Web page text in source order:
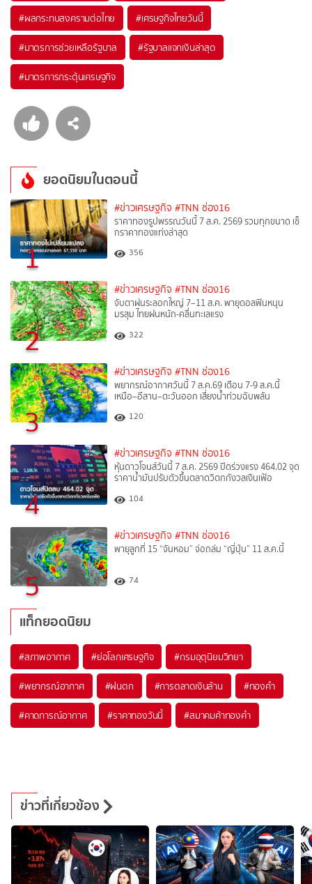
#ผลกระทบสงครามต่อไทย #เศรษฐกิจไทยวันนี้
#มาตรการช่วยเหลือรัฐบาล #รัฐบาลแจกเงินล่าสุด
#มาตรการกระตุ้นเศรษฐกิจ
ยอดนิยมในตอนนี้
1
#ข่าวเศรษฐกิจ #TNN ช่อง16
ราคาทองรูปพรรณวันนี้ 7 ส.ค. 2569 รวมทุกขนาด เช็
กราคาทองแท่งล่าสุด
356
2
#ข่าวเศรษฐกิจ #TNN ช่อง16
จับตาฝนระลอกใหญ่ 7–11 ส.ค. พายุดอลฟินหนุน
มรสุม ไทยฝนหนัก-คลื่นทะเลแรง
322
3
#ข่าวเศรษฐกิจ #TNN ช่อง16
พยากรณ์อากาศวันนี้ 7 ส.ค.69 เตือน 7-9 ส.ค.นี้
เหนือ–อีสาน–ตะวันออก เสี่ยงน้ำท่วมฉับพลัน
120
4
#ข่าวเศรษฐกิจ #TNN ช่อง16
หุ้นดาวโจนส์วันนี้ 7 ส.ค. 2569 ปิดร่วงแรง 464.02 จุด
ราคาน้ำมันปรับตัวขึ้นตลาดวิตกกังวลเงินเฟ้อ
104
5
#ข่าวเศรษฐกิจ #TNN ช่อง16
พายุลูกที่ 15 “จันหอม” จ่อถล่ม “ญี่ปุ่น” 11 ส.ค.นี้
74
แท็กยอดนิยม
#สภาพอากาศ #ย่อโลกเศรษฐกิจ #กรมอุตุนิยมวิทยา
#พยากรณ์อากาศ #ฝนตก #การตลาดเงินล้าน #ทองคำ
#คาดการณ์อากาศ #ราคาทองวันนี้ #สมาคมค้าทองคำ
ข่าวที่เกี่ยวข้อง